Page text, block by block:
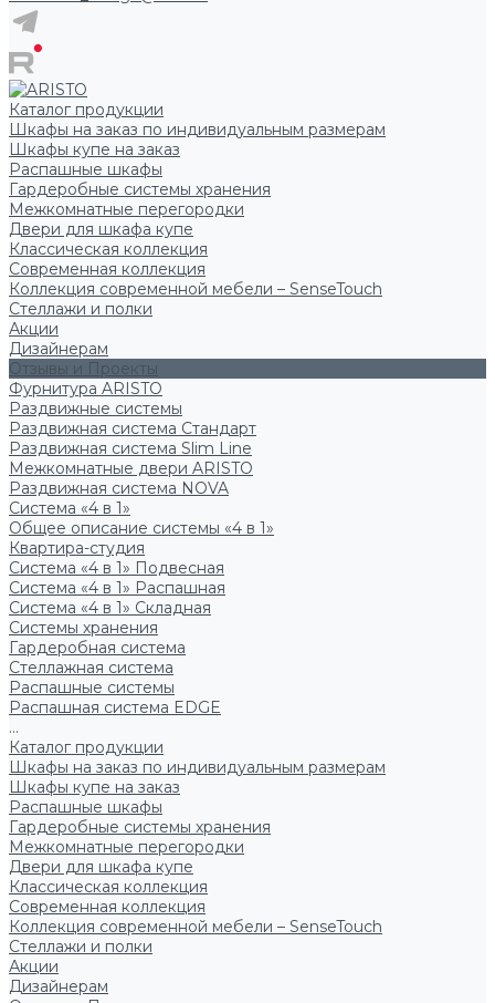
Каталог продукции
Шкафы на заказ по индивидуальным размерам
Шкафы купе на заказ
Распашные шкафы
Гардеробные системы хранения
Межкомнатные перегородки
Двери для шкафа купе
Классическая коллекция
Современная коллекция
Коллекция современной мебели – SenseTouch
Стеллажи и полки
Акции
Дизайнерам
Отзывы и Проекты
Фурнитура ARISTO
Раздвижные системы
Раздвижная система Стандарт
Раздвижная система Slim Line
Межкомнатные двери ARISTO
Раздвижная система NOVA
Система «4 в 1»
Общее описание системы «4 в 1»
Квартира-студия
Система «4 в 1» Подвесная
Система «4 в 1» Распашная
Система «4 в 1» Складная
Системы хранения
Гардеробная система
Стеллажная система
Распашные системы
Распашная система EDGE
...
Каталог продукции
Шкафы на заказ по индивидуальным размерам
Шкафы купе на заказ
Распашные шкафы
Гардеробные системы хранения
Межкомнатные перегородки
Двери для шкафа купе
Классическая коллекция
Современная коллекция
Коллекция современной мебели – SenseTouch
Стеллажи и полки
Акции
Дизайнерам